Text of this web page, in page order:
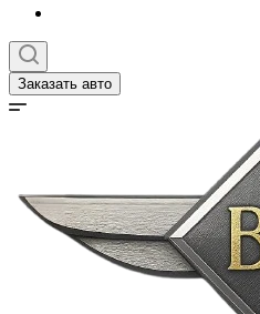
Заказать авто